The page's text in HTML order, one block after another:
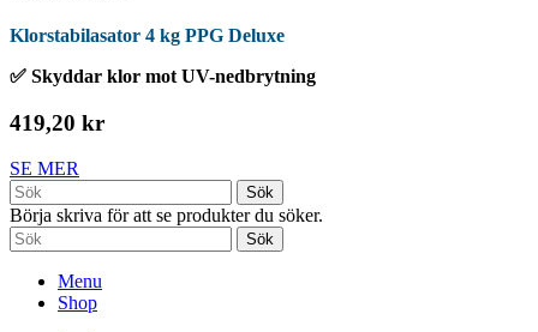
Klorstabilasator 4 kg PPG Deluxe
✅ Skyddar klor mot UV-nedbrytning
419,20 kr
SE MER
Sök
Börja skriva för att se produkter du söker.
Sök
Menu
Shop